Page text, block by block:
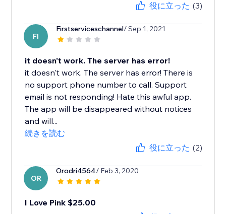
役に立った (3)
FI
Firstserviceschannel/ Sep 1, 2021
it doesn't work. The server has error!
it doesn't work. The server has error! There is
no support phone number to call. Support
email is not responding! Hate this awful app.
The app will be disappeared without notices
and will...
続きを読む
役に立った (2)
OR
Orodri4564/ Feb 3, 2020
I Love Pink $25.00